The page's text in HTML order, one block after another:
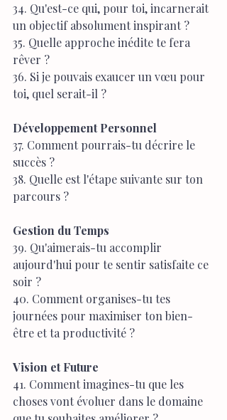
34. Qu'est-ce qui, pour toi, incarnerait
un objectif absolument inspirant ?
35. Quelle approche inédite te fera
rêver ?
36. Si je pouvais exaucer un vœu pour
toi, quel serait-il ?
Développement Personnel
37. Comment pourrais-tu décrire le
succès ?
38. Quelle est l'étape suivante sur ton
parcours ?
Gestion du Temps
39. Qu'aimerais-tu accomplir
aujourd'hui pour te sentir satisfaite ce
soir ?
40. Comment organises-tu tes
journées pour maximiser ton bien-
être et ta productivité ?
Vision et Future
41. Comment imagines-tu que les
choses vont évoluer dans le domaine